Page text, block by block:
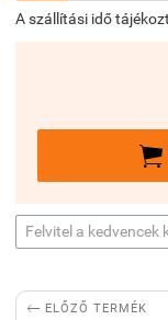
A szállítási idő

Felvitel a kedvencek
 ELŐZŐ TERMÉK